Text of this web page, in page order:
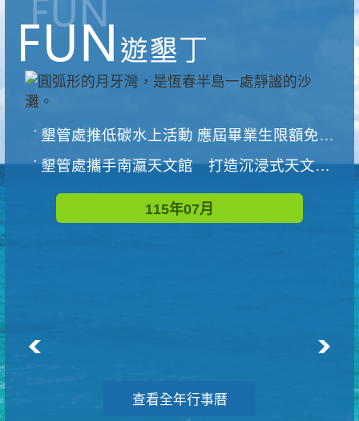
墾管處推低碳水上活動 應屆畢業生限額免費參加
墾管處攜手南瀛天文館 打造沉浸式天文探索營隊
115年07月
查看全年行事曆